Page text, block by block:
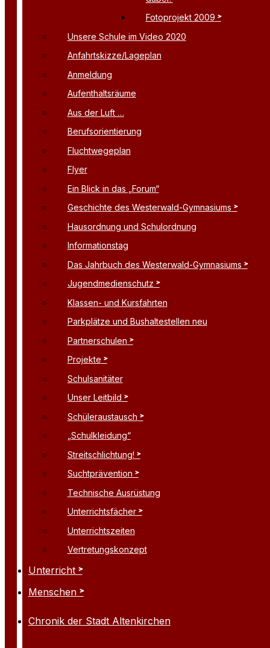
Fotoprojekt 2009
Unsere Schule im Video 2020
Anfahrtskizze/Lageplan
Anmeldung
Aufenthaltsräume
Aus der Luft …
Berufsorientierung
Fluchtwegeplan
Flyer
Ein Blick in das „Forum“
Geschichte des Westerwald-Gymnasiums
Hausordnung und Schulordnung
Informationstag
Das Jahrbuch des Westerwald-Gymnasiums
Jugendmedienschutz
Klassen- und Kursfahrten
Parkplätze und Bushaltestellen neu
Partnerschulen
Projekte
Schulsanitäter
Unser Leitbild
Schüleraustausch
„Schulkleidung“
Streitschlichtung!
Suchtprävention
Technische Ausrüstung
Unterrichtsfächer
Unterrichtszeiten
Vertretungskonzept
Unterricht
Menschen
Chronik der Stadt Altenkirchen